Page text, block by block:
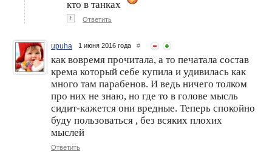
кто в танках
↑ Ответить
upuha 1 июня 2016 года #
как вовремя прочитала, а то печатала состав
крема который себе купила и удивилась как
много там парабенов. И ведь ничего толком
про них не знаю, но где то в голове мысль
сидит-кажется они вредные. Теперь спокойно
буду пользоваться , без всяких плохих
мыслей
Ответить